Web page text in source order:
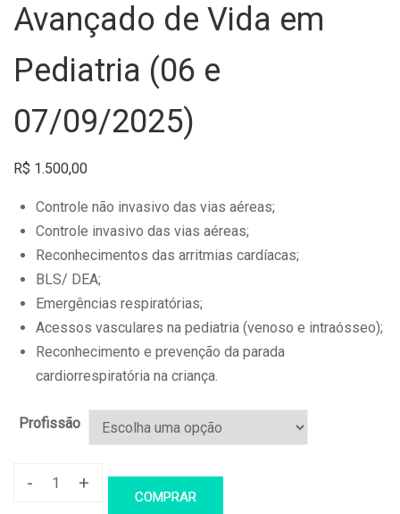
Avançado de Vida em
Pediatria (06 e
07/09/2025)
R$ 1.500,00
Controle não invasivo das vias aéreas;
Controle invasivo das vias aéreas;
Reconhecimentos das arritmias cardíacas;
BLS/ DEA;
Emergências respiratórias;
Acessos vasculares na pediatria (venoso e intraósseo);
Reconhecimento e prevenção da parada
cardiorrespiratória na criança.
Profissão
-
PALS
+
COMPRAR